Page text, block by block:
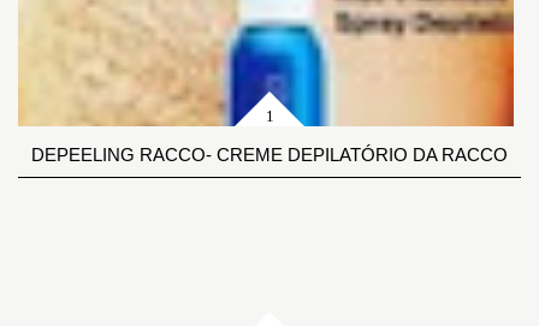
DEPEELING RACCO- CREME DEPILATÓRIO DA RACCO